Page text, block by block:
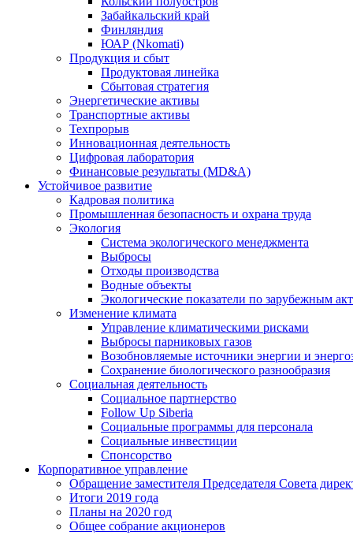
Забайкальский край
Финляндия
ЮАР (Nkomati)
Продукция и сбыт
Продуктовая линейка
Сбытовая стратегия
Энергетические активы
Транспортные активы
Техпрорыв
Инновационная деятельность
Цифровая лаборатория
Финансовые результаты (MD&A)
Устойчивое развитие
Кадровая политика
Промышленная безопасность и охрана труда
Экология
Система экологического менеджмента
Выбросы
Отходы производства
Водные объекты
Экологические показатели по зарубежным
Изменение климата
Управление климатическими рисками
Выбросы парниковых газов
Возобновляемые источники энергии и
Сохранение биологического разнообразия
Социальная деятельность
Социальное партнерство
Follow Up Siberia
Социальные программы для персонала
Социальные инвестиции
Спонсорство
Корпоративное управление
Обращение заместителя Председателя Совета
Итоги 2019 года
Планы на 2020 год
Общее собрание акционеров